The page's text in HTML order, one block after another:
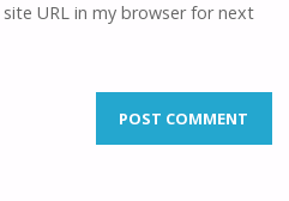
URL in my browser for next